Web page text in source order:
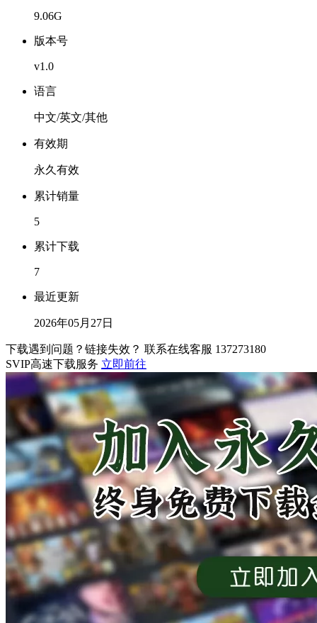
9.06G
版本号
v1.0
语言
中文/英文/其他
有效期
永久有效
累计销量
5
累计下载
7
最近更新
2026年05月27日
下载遇到问题？链接失效？ 联系在线客服 137273180
SVIP高速下载服务 立即前往